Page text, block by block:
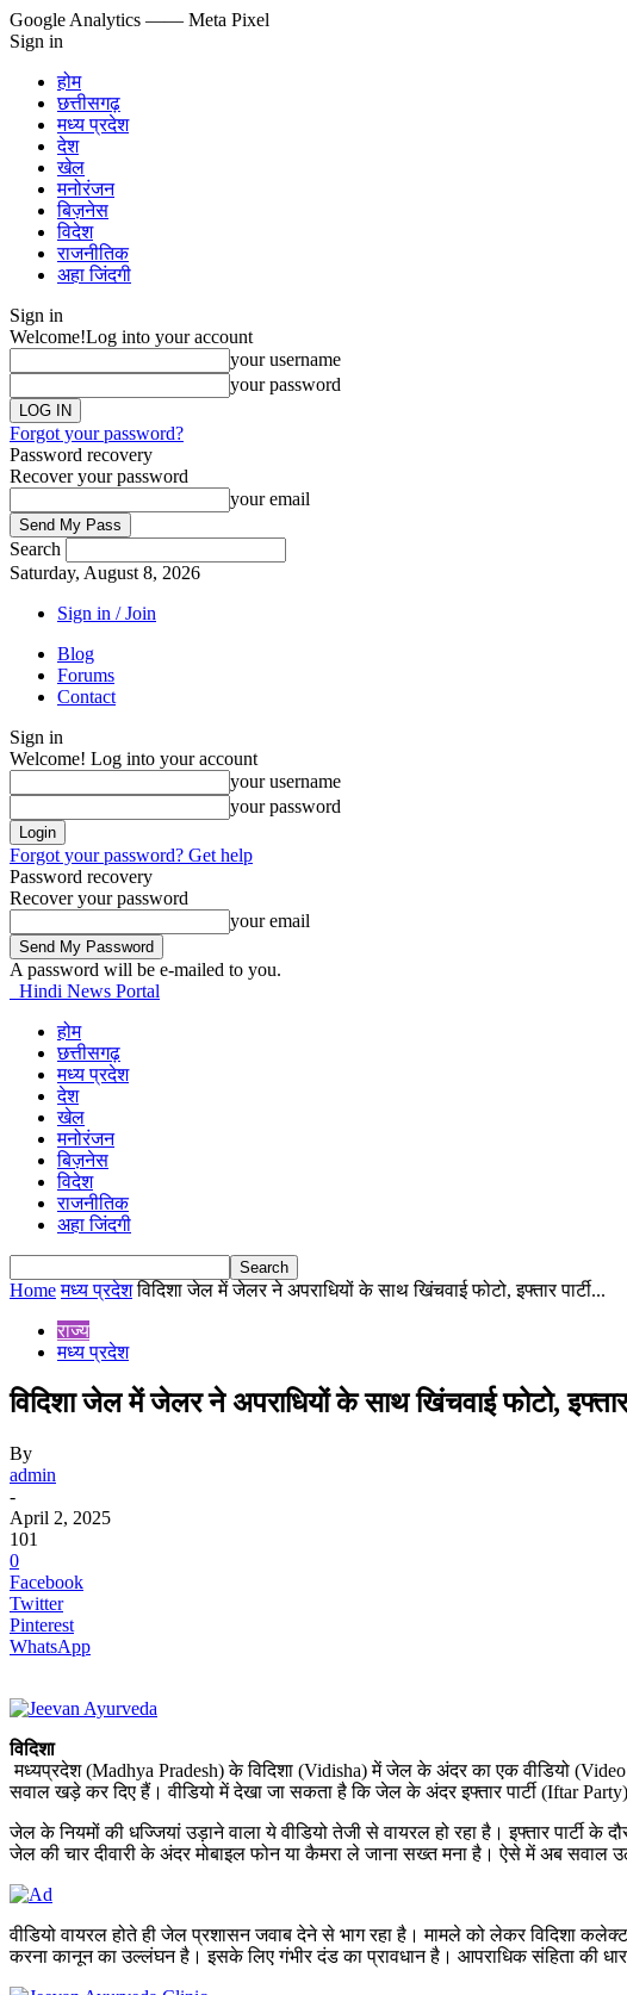
Google Analytics —— Meta Pixel
Sign in
होम
छत्तीसगढ़
मध्य प्रदेश
देश
खेल
मनोरंजन
बिज़नेस
विदेश
राजनीतिक
अहा जिंदगी
Sign in
Welcome!Log into your account
your username
your password
Forgot your password?
Password recovery
Recover your password
your email
Search
Saturday, August 8, 2026
Sign in / Join
Blog
Forums
Contact
Sign in
Welcome! Log into your account
your username
your password
Forgot your password? Get help
Password recovery
Recover your password
your email
A password will be e-mailed to you.
Hindi News Portal
होम
छत्तीसगढ़
मध्य प्रदेश
देश
खेल
मनोरंजन
बिज़नेस
विदेश
राजनीतिक
अहा जिंदगी
Home मध्य प्रदेश विदिशा जेल में जेलर ने अपराधियों के साथ खिंचवाई फोटो, इफ्तार पार्टी...
राज्य
मध्य प्रदेश
विदिशा जेल में जेलर ने अपराधियों के साथ खिंचवाई फोटो,
By
admin
-
April 2, 2025
101
0
Facebook
Twitter
Pinterest
WhatsApp
विदिशा
मध्यप्रदेश (Madhya Pradesh) के विदिशा (Vidisha) में जेल के अंदर का एक वीडियो
सवाल खड़े कर दिए हैं। वीडियो में देखा जा सकता है कि जेल के अंदर इफ्तार पार्टी (Iftar
जेल के नियमों की धज्जियां उड़ाने वाला ये वीडियो तेजी से वायरल हो रहा है। इफ्तार
जेल की चार दीवारी के अंदर मोबाइल फोन या कैमरा ले जाना सख्त मना है। ऐसे में अब सवाल
वीडियो वायरल होते ही जेल प्रशासन जवाब देने से भाग रहा है। मामले को लेकर विदिशा
करना कानून का उल्लंघन है। इसके लिए गंभीर दंड का प्रावधान है। आपराधिक संहिता की